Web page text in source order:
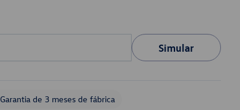
Simular
Garantia de 3 meses de fábrica